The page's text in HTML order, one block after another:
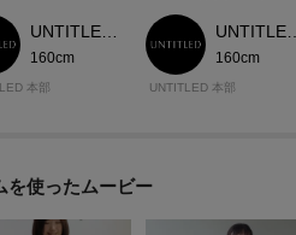
160cm
本部
160cm
UNTITLED 本部
を使ったムービー